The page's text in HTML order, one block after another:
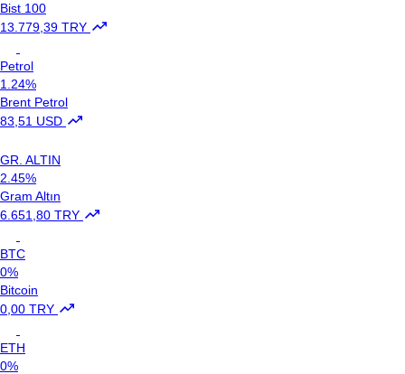
Bist 100
13.779,39 TRY
Petrol
1.24%
Brent Petrol
83,51 USD
GR. ALTIN
2.45%
Gram Altın
6.651,80 TRY
BTC
0%
Bitcoin
0,00 TRY
ETH
0%